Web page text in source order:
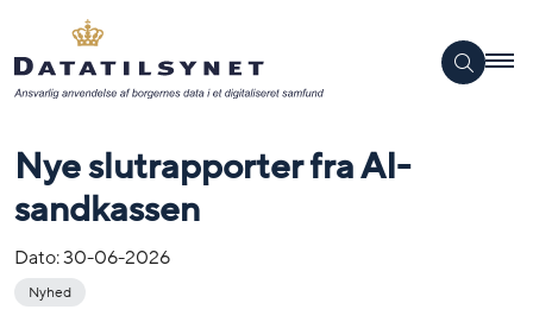
Nye slutrapporter fra AI-
sandkassen
Dato:30-06-2026
Nyhed